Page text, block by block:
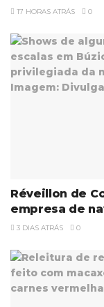
17 HORAS ATRÁS 0
Réveillon de
empresa de
3 DIAS ATRÁS 0